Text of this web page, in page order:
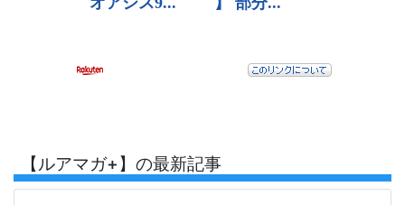
【ルアマガ+】の最新記事